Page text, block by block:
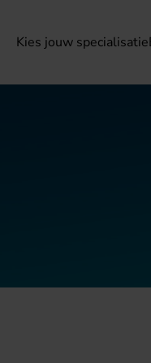
Kies jouw specialisatie